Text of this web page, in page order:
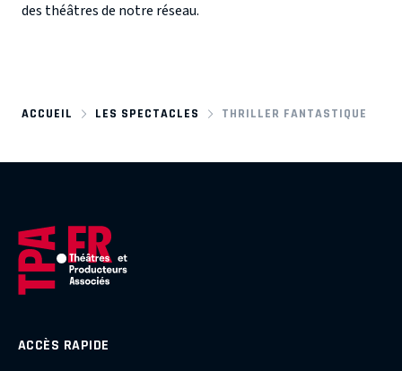
des théâtres de notre réseau.
ACCUEIL LES SPECTACLES THRILLER FANTASTIQUE
ACCÈS RAPIDE